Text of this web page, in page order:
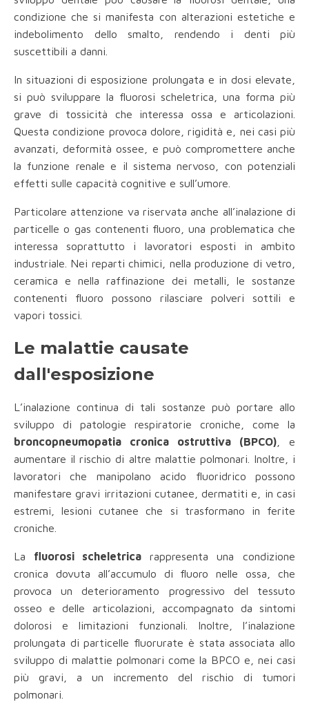
condizione che si manifesta con alterazioni estetiche e
indebolimento dello smalto, rendendo i denti più
suscettibili a danni.
In situazioni di esposizione prolungata e in dosi elevate,
si può sviluppare la fluorosi scheletrica, una forma più
grave di tossicità che interessa ossa e articolazioni.
Questa condizione provoca dolore, rigidità e, nei casi più
avanzati, deformità ossee, e può compromettere anche
la funzione renale e il sistema nervoso, con potenziali
effetti sulle capacità cognitive e sull’umore.
Particolare attenzione va riservata anche all’inalazione di
particelle o gas contenenti fluoro, una problematica che
interessa soprattutto i lavoratori esposti in ambito
industriale. Nei reparti chimici, nella produzione di vetro,
ceramica e nella raffinazione dei metalli, le sostanze
contenenti fluoro possono rilasciare polveri sottili e
vapori tossici.
Le malattie causate
dall'esposizione
L’inalazione continua di tali sostanze può portare allo
sviluppo di patologie respiratorie croniche, come la
broncopneumopatia cronica ostruttiva (BPCO) , e
aumentare il rischio di altre malattie polmonari. Inoltre, i
lavoratori che manipolano acido fluoridrico possono
manifestare gravi irritazioni cutanee, dermatiti e, in casi
estremi, lesioni cutanee che si trasformano in ferite
croniche.
La fluorosi scheletrica rappresenta una condizione
cronica dovuta all’accumulo di fluoro nelle ossa, che
provoca un deterioramento progressivo del tessuto
osseo e delle articolazioni, accompagnato da sintomi
dolorosi e limitazioni funzionali. Inoltre, l’inalazione
prolungata di particelle fluorurate è stata associata allo
sviluppo di malattie polmonari come la BPCO e, nei casi
più gravi, a un incremento del rischio di tumori
polmonari.